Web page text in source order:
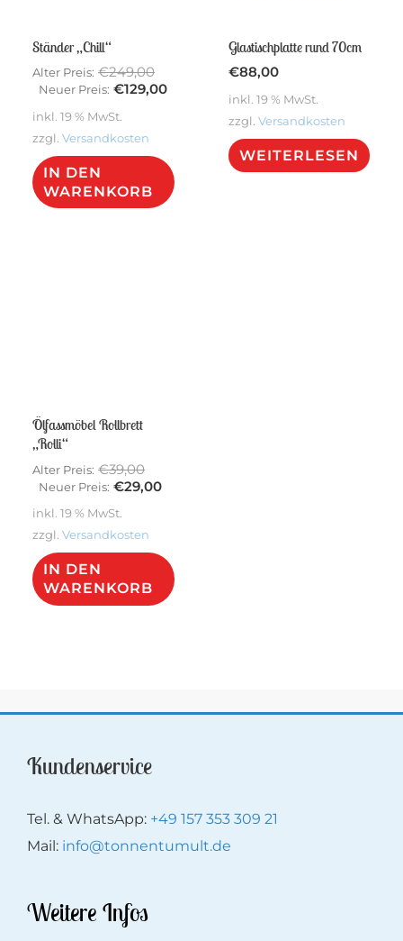
gewählt
werden
Ständer „Chill“
Alter Preis: €249,00Ursprünglicher
Preis
Neuer Preis: €129,00Aktueller
inkl. 19 % MwSt.
zzgl.Versandkosten
IN DEN
WARENKORB
Glastischplatte rund 70cm
€88,00
inkl. 19 % MwSt.
zzgl. Versandkosten
WEITERLESEN
Ölfassmöbel Rollbrett
„Rolli“
Alter Preis: €39,00Ursprünglicher
Preis
Neuer Preis: €29,00Aktueller
inkl. 19 % MwSt.
zzgl.Versandkosten
IN DEN
WARENKORB
Kundenservice
Tel. & WhatsApp: +49 157 353 309 21
Mail: info@tonnentumult.de
Weitere Infos